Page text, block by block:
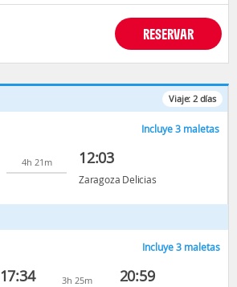
RESERVAR
Viaje: 2días
Incluye 3 maletas
4h 21m 12:03
Zaragoza Delicias
Incluye 3 maletas
17:34 3h 25m 20:59